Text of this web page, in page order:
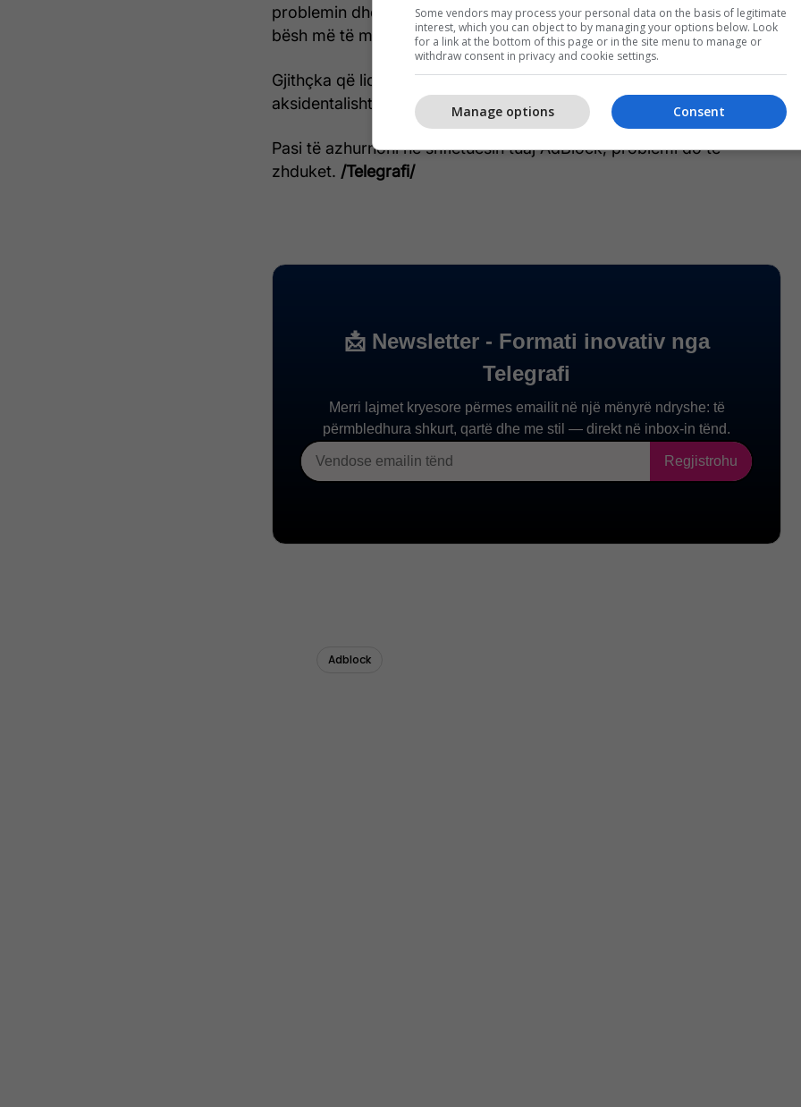
problemin dhe më pas e zgjodhën atë, por gjithashtu se duhet të
bësh më të mirën nëse ke probleme të tilla.
Gjithçka që lidhet me përmbajtjen multimediale u censurua
aksidentalisht nga AdBlock dhe zgjidhja është azhurnimi.
Pasi të azhurnoni në shfletuesin tuaj AdBlock, problemi do të
zhduket. /Telegrafi/
Some vendors may process your personal data on the basis of legitimate
interest, which you can object to by managing your options below. Look
for a link at the bottom of this page or in the site menu to manage or
withdraw consent in privacy and cookie settings.
Consent
Manage options